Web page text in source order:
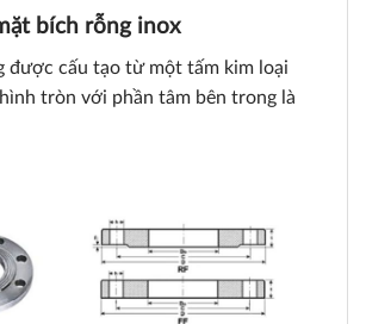
bích rỗng inox
được cấu tạo từ một tấm kim loại
tròn với phần tâm bên trong là